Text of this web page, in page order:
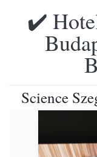
✔️
Science